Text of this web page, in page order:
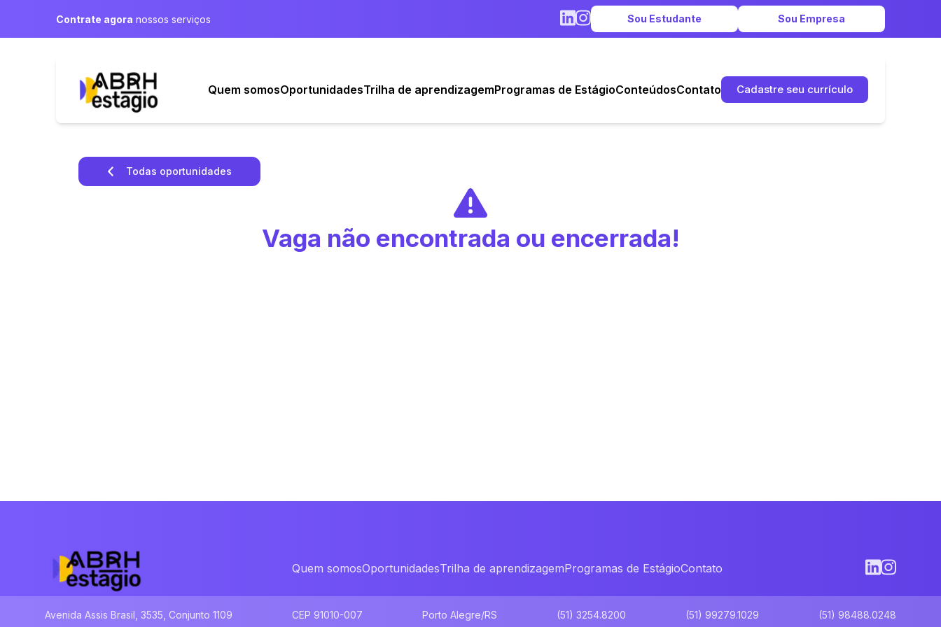
Contrate agora nossos serviços Sou Estudante Sou Empresa
Quem somosOportunidadesTrilha de aprendizagemProgramas de EstágioConteúdosContato Cadastre seu currículo
Todas oportunidades
Vaga não encontrada ou encerrada!
Quem somosOportunidadesTrilha de aprendizagemProgramas de EstágioContato
Avenida Assis Brasil, 3535, Conjunto 1109 CEP 91010-007 Porto Alegre/RS (51) 3254.8200 (51) 99279.1029 (51) 98488.0248